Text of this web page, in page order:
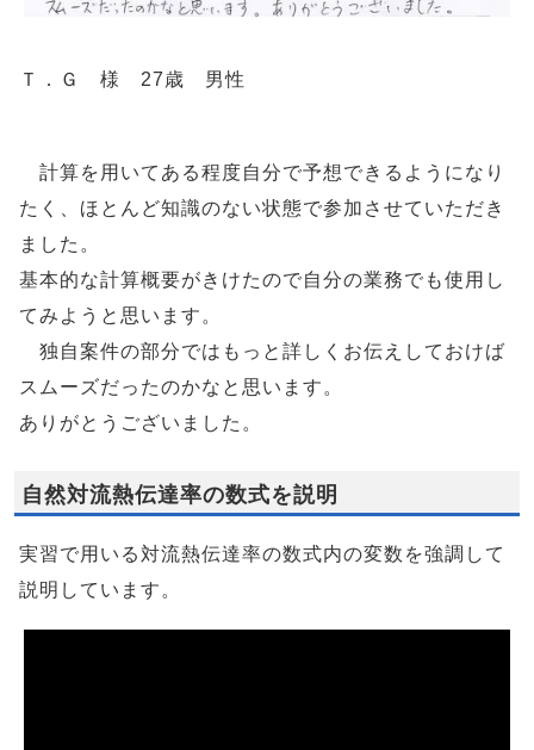
Ｔ．Ｇ 様 27歳 男性
計算を用いてある程度自分で予想できるようになり
たく、ほとんど知識のない状態で参加させていただき
ました。
基本的な計算概要がきけたので自分の業務でも使用し
てみようと思います。
独自案件の部分ではもっと詳しくお伝えしておけば
スムーズだったのかなと思います。
ありがとうございました。
自然対流熱伝達率の数式を説明
実習で用いる対流熱伝達率の数式内の変数を強調して
説明しています。